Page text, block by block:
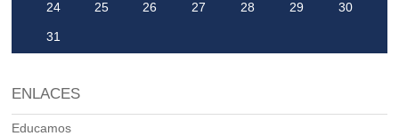
24 25 26 27 28 29 30
31
ENLACES
Educamos